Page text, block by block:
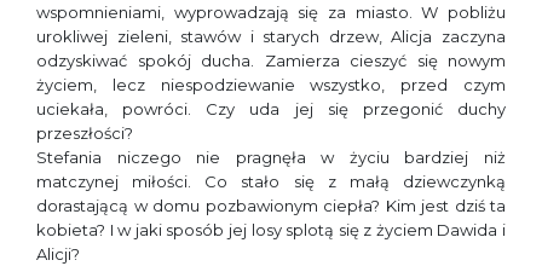
wspomnieniami, wyprowadzają się za miasto. W pobliżu
urokliwej zieleni, stawów i starych drzew, Alicja zaczyna
odzyskiwać spokój ducha. Zamierza cieszyć się nowym
życiem, lecz niespodziewanie wszystko, przed czym
uciekała, powróci. Czy uda jej się przegonić duchy
przeszłości?
Stefania niczego nie pragnęła w życiu bardziej niż
matczynej miłości. Co stało się z małą dziewczynką
dorastającą w domu pozbawionym ciepła? Kim jest dziś ta
kobieta? I w jaki sposób jej losy splotą się z życiem Dawida i
Alicji?